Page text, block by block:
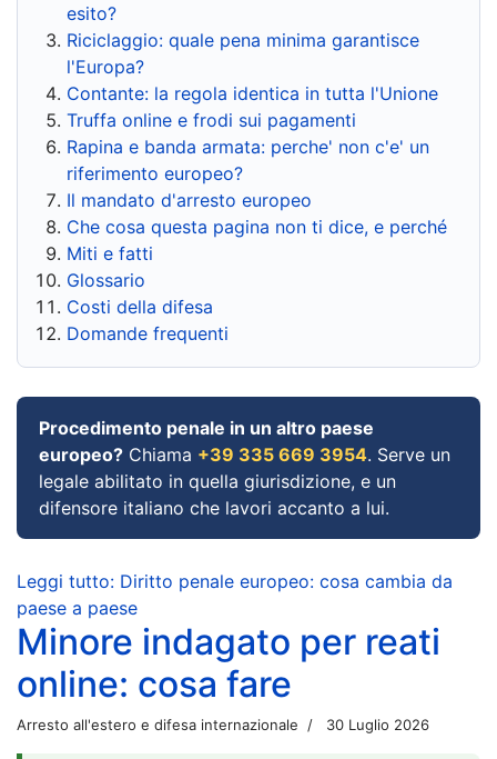
esito?
Riciclaggio: quale pena minima garantisce
l'Europa?
Contante: la regola identica in tutta l'Unione
Truffa online e frodi sui pagamenti
Rapina e banda armata: perche' non c'e' un
riferimento europeo?
Il mandato d'arresto europeo
Che cosa questa pagina non ti dice, e perché
Miti e fatti
Glossario
Costi della difesa
Domande frequenti
Procedimento penale in un altro paese
europeo? Chiama +39 335 669 3954. Serve un
legale abilitato in quella giurisdizione, e un
difensore italiano che lavori accanto a lui.
Leggi tutto: Diritto penale europeo: cosa cambia da
paese a paese
Minore indagato per reati
online: cosa fare
Arresto all'estero e difesa internazionale 30 Luglio 2026